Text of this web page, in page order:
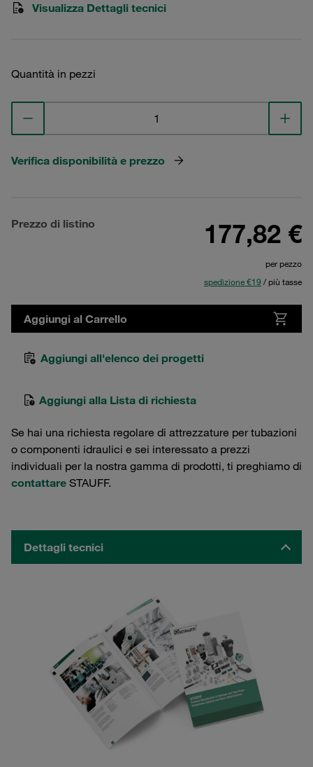
Visualizza Dettagli tecnici
Quantità in pezzi
Verifica disponibilità e prezzo
Prezzo di listino 177,82 €
per pezzo
spedizione €19 / più tasse
Aggiungi al Carrello
Aggiungi all'elenco dei progetti
Aggiungi alla Lista di richiesta
Se hai una richiesta regolare di attrezzature per tubazioni
o componenti idraulici e sei interessato a prezzi
individuali per la nostra gamma di prodotti, ti preghiamo di
contattare STAUFF.
Dettagli tecnici